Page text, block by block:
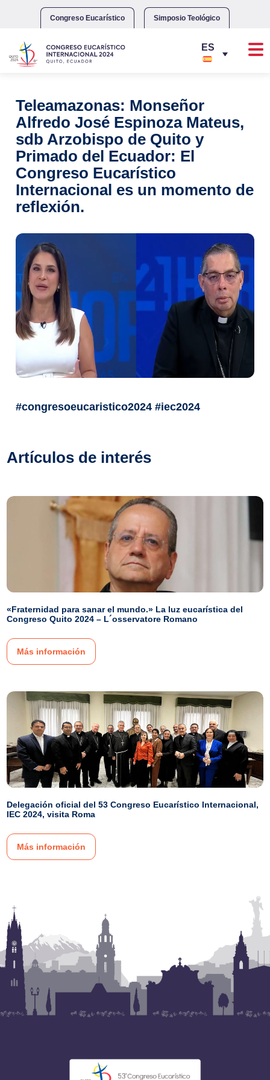
Congreso Eucarístico Simposio Teológico
Teleamazonas: Monseñor
Alfredo José Espinoza Mateus,
sdb Arzobispo de Quito y
Primado del Ecuador: El
Congreso Eucarístico
Internacional es un momento de
reflexión.
#congresoeucaristico2024 #iec2024
Artículos de interés
«Fraternidad para sanar el mundo.» La luz eucarística del
Congreso Quito 2024 – L´osservatore Romano
Más información
Delegación oficial del 53 Congreso Eucarístico Internacional,
IEC 2024, visita Roma
Más información